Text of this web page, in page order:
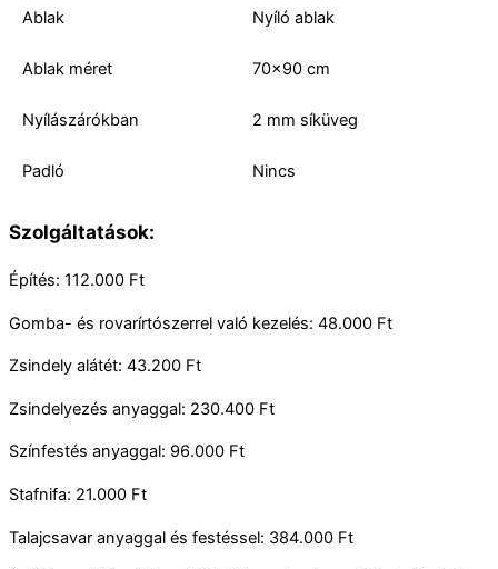
Ablak Nyíló ablak
Ablak méret 70x90 cm
Nyílászárókban 2 mm síküveg
Padló Nincs
Szolgáltatások:
Építés: 112.000 Ft
Gomba- és rovarírtószerrel való kezelés: 48.000 Ft
Zsindely alátét: 43.200 Ft
Zsindelyezés anyaggal: 230.400 Ft
Színfestés anyaggal: 96.000 Ft
Stafnifa: 21.000 Ft
Talajcsavar anyaggal és festéssel: 384.000 Ft